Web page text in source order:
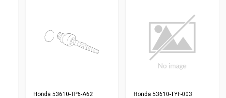
Honda 53610-TP6-A62 Honda 53610-TYF-003